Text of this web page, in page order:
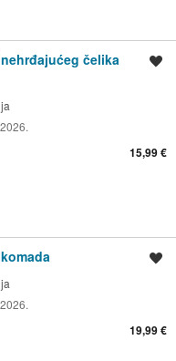
čelika
15,99 €
19,99 €